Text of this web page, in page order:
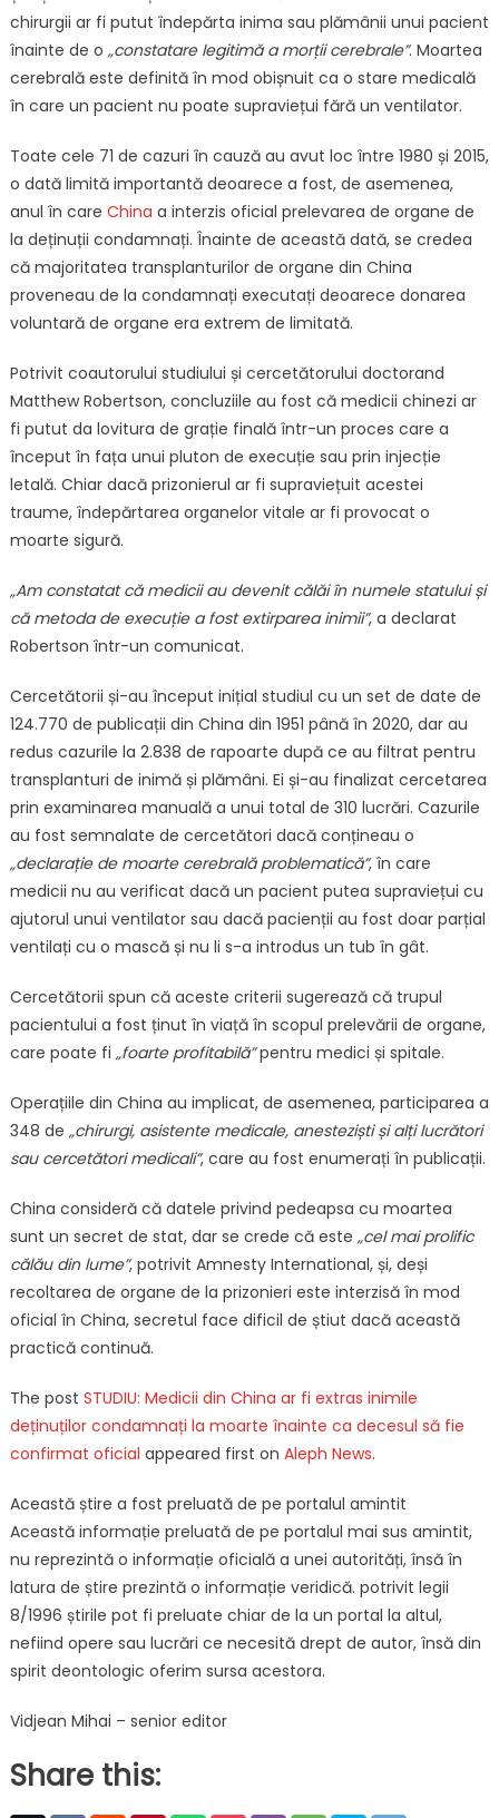
chirurgii ar fi putut îndepărta inima sau plămânii unui pacient
înainte de o „constatare legitimă a morții cerebrale”. Moartea
cerebrală este definită în mod obișnuit ca o stare medicală
în care un pacient nu poate supraviețui fără un ventilator.
Toate cele 71 de cazuri în cauză au avut loc între 1980 și 2015,
o dată limită importantă deoarece a fost, de asemenea,
anul în care China a interzis oficial prelevarea de organe de
la deținuții condamnați. Înainte de această dată, se credea
că majoritatea transplanturilor de organe din China
proveneau de la condamnați executați deoarece donarea
voluntară de organe era extrem de limitată.
Potrivit coautorului studiului și cercetătorului doctorand
Matthew Robertson, concluziile au fost că medicii chinezi ar
fi putut da lovitura de grație finală într-un proces care a
început în fața unui pluton de execuție sau prin injecție
letală. Chiar dacă prizonierul ar fi supraviețuit acestei
traume, îndepărtarea organelor vitale ar fi provocat o
moarte sigură.
„Am constatat că medicii au devenit călăi în numele statului și
că metoda de execuție a fost extirparea inimii”, a declarat
Robertson într-un comunicat.
Cercetătorii și-au început inițial studiul cu un set de date de
124.770 de publicații din China din 1951 până în 2020, dar au
redus cazurile la 2.838 de rapoarte după ce au filtrat pentru
transplanturi de inimă și plămâni. Ei și-au finalizat cercetarea
prin examinarea manuală a unui total de 310 lucrări. Cazurile
au fost semnalate de cercetători dacă conțineau o
„declarație de moarte cerebrală problematică”, în care
medicii nu au verificat dacă un pacient putea supraviețui cu
ajutorul unui ventilator sau dacă pacienții au fost doar parțial
ventilați cu o mască și nu li s-a introdus un tub în gât.
Cercetătorii spun că aceste criterii sugerează că trupul
pacientului a fost ținut în viață în scopul prelevării de organe,
care poate fi „foarte profitabilă”pentru medici și spitale.
Operațiile din China au implicat, de asemenea, participarea a
348 de „chirurgi, asistente medicale, anesteziști și alți lucrători
sau cercetători medicali”, care au fost enumerați în publicații.
China consideră că datele privind pedeapsa cu moartea
sunt un secret de stat, dar se crede că este „cel mai prolific
călău din lume”, potrivit Amnesty International, și, deși
recoltarea de organe de la prizonieri este interzisă în mod
oficial în China, secretul face dificil de știut dacă această
practică continuă.
The post STUDIU: Medicii din China ar fi extras inimile
deținuților condamnați la moarte înainte ca decesul să fie
confirmat oficial appeared first on Aleph News.
Această știre a fost preluată de pe portalul amintit
Această informație preluată de pe portalul mai sus amintit,
nu reprezintă o informație oficială a unei autorități, însă în
latura de știre prezintă o informație veridică. potrivit legii
8/1996 știrile pot fi preluate chiar de la un portal la altul,
nefiind opere sau lucrări ce necesită drept de autor, însă din
spirit deontologic oferim sursa acestora.
Vidjean Mihai – senior editor
Share this: